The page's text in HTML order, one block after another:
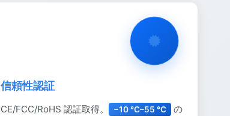
信頼性認証
CE/FCC/RoHS 認証取得。 −10 °C–55 °C
の